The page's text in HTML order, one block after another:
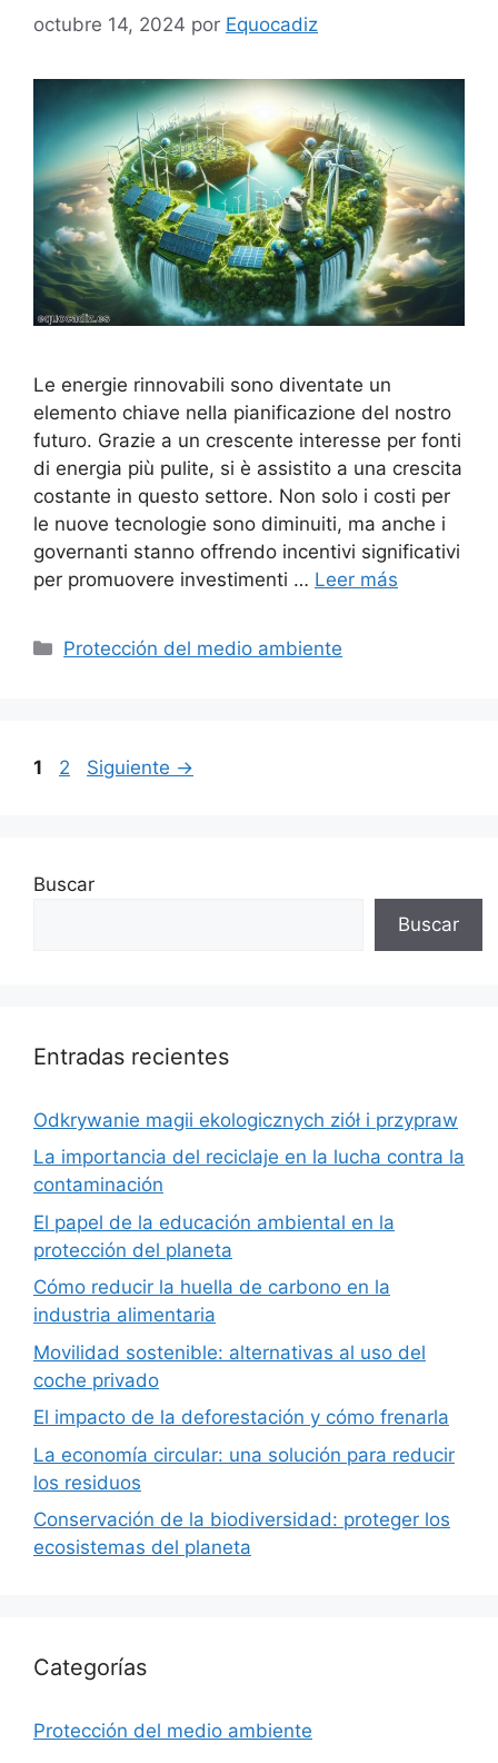
octubre 14, 2024 por Equocadiz
Le energie rinnovabili sono diventate un
elemento chiave nella pianificazione del nostro
futuro. Grazie a un crescente interesse per fonti
di energia più pulite, si è assistito a una crescita
costante in questo settore. Non solo i costi per
le nuove tecnologie sono diminuiti, ma anche i
governanti stanno offrendo incentivi significativi
per promuovere investimenti … Leer más
Categorías
Protección del medio ambiente
Página
1 Página
2 Siguiente →
Buscar
Buscar
Entradas recientes
Odkrywanie magii ekologicznych ziół i przypraw
La importancia del reciclaje en la lucha contra la
contaminación
El papel de la educación ambiental en la
protección del planeta
Cómo reducir la huella de carbono en la
industria alimentaria
Movilidad sostenible: alternativas al uso del
coche privado
El impacto de la deforestación y cómo frenarla
La economía circular: una solución para reducir
los residuos
Conservación de la biodiversidad: proteger los
ecosistemas del planeta
Categorías
Protección del medio ambiente